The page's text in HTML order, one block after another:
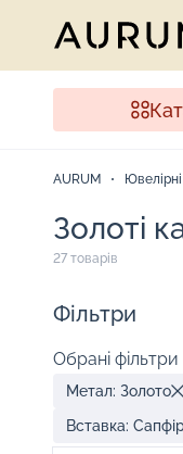
AURUM
Золоті
27 товарів
Фільтри
Обрані фільтри
Метал: Золото
Вставка: